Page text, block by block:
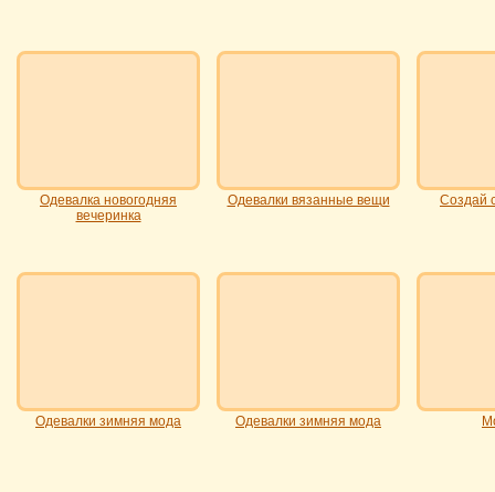
Одевалка новогодняя
вечеринка
Одевалки вязанные вещи Создай
Одевалки зимняя мода Одевалки зимняя мода